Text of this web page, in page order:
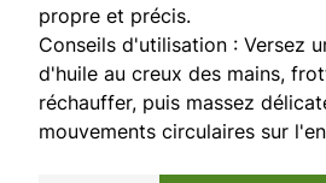
propre et précis.
Conseils d'utilisation : Versez
d'huile au creux des mains,
réchauffer, puis massez
mouvements circulaires sur